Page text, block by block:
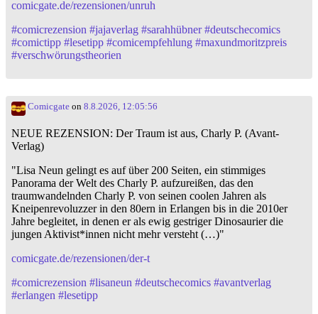
comicgate.de/rezensionen/unruh
#comicrezension #jajaverlag #sarahhübner #deutschecomics
#comictipp #lesetipp #comicempfehlung #maxundmoritzpreis
#verschwörungstheorien
Comicgate on 8.8.2026, 12:05:56
NEUE REZENSION: Der Traum ist aus, Charly P. (Avant-
Verlag)
"Lisa Neun gelingt es auf über 200 Seiten, ein stimmiges
Panorama der Welt des Charly P. aufzureißen, das den
traumwandelnden Charly P. von seinen coolen Jahren als
Kneipenrevoluzzer in den 80ern in Erlangen bis in die 2010er
Jahre begleitet, in denen er als ewig gestriger Dinosaurier die
jungen Aktivist*innen nicht mehr versteht (…)"
comicgate.de/rezensionen/der-t
#comicrezension #lisaneun #deutschecomics #avantverlag
#erlangen #lesetipp